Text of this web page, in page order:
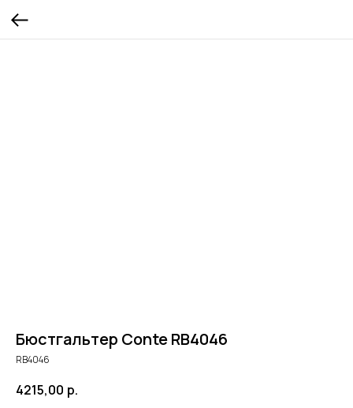
Бюстгальтер Conte RB4046
RB4046
4215,00 р.